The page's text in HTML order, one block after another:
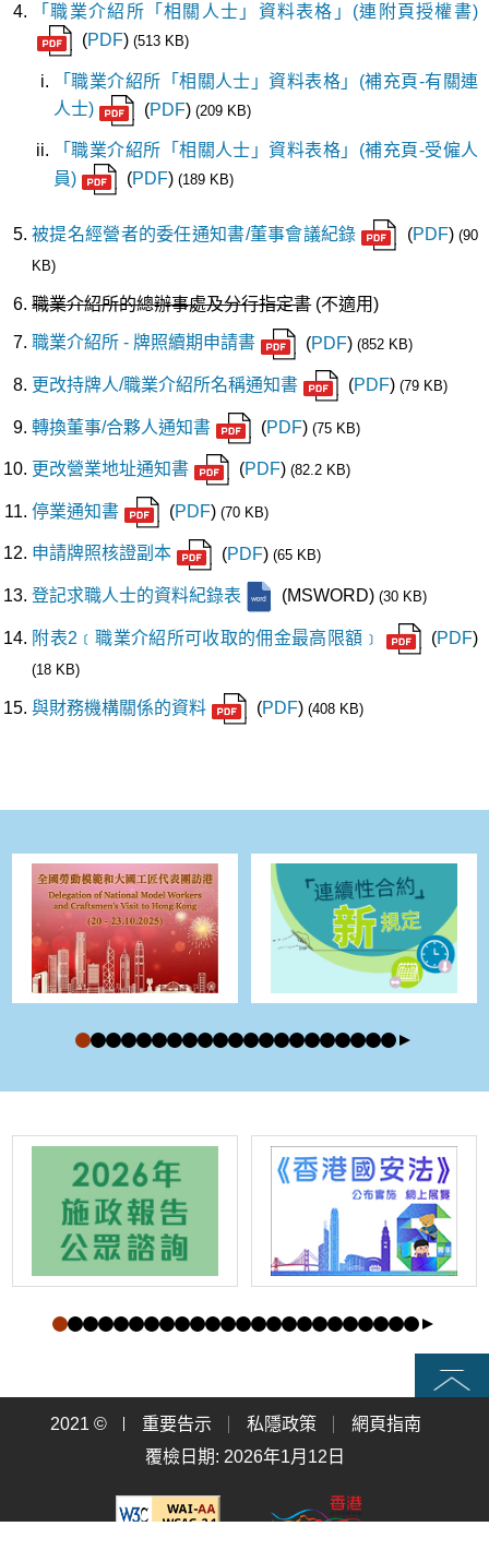
「職業介紹所「相關人士」資料表格」(連附頁授權書)
(PDF)(513 KB)
「職業介紹所「相關人士」資料表格」(補充頁-有關連
人士)
(PDF) (209 KB)
「職業介紹所「相關人士」資料表格」(補充頁-受僱人
員)
(PDF) (189 KB)
被提名經營者的委任通知書/董事會議紀錄 (PDF)(90
KB)
職業介紹所的總辦事處及分行指定書(不適用)
職業介紹所 - 牌照續期申請書 (PDF)(852 KB)
更改持牌人/職業介紹所名稱通知書 (PDF)(79 KB)
轉換董事/合夥人通知書 (PDF)(75 KB)
更改營業地址通知書 (PDF)(82.2 KB)
停業通知書 (PDF)(70 KB)
申請牌照核證副本 (PDF)(65 KB)
登記求職人士的資料紀錄表 (MSWORD)(30 KB)
附表2﹝職業介紹所可收取的佣金最高限額﹞ (PDF)
(18 KB)
與財務機構關係的資料 (PDF)(408 KB)
頁首
2021 © 重要告示 私隱政策
網頁指南
覆檢日期: 2026年1月12日